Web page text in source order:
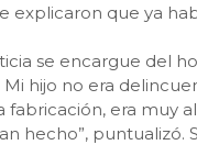
explicaron que ya
se encargue del
hijo no era
fabricación, era muy
hecho”, puntualizó.